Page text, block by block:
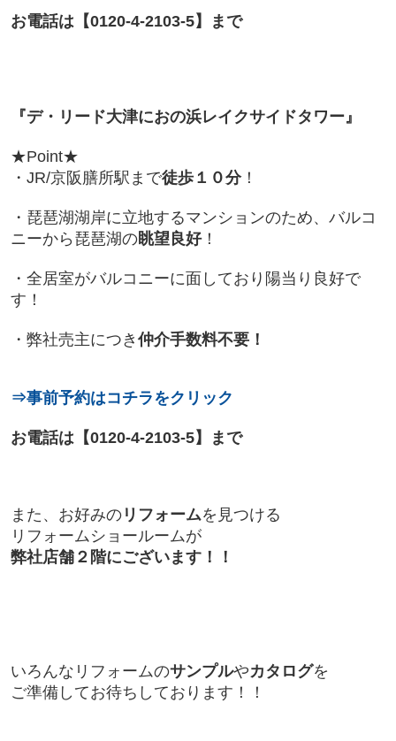
お電話は【0120-4-2103-5】まで
『デ・リード大津におの浜レイクサイドタワー』
★Point★
・JR/京阪膳所駅まで徒歩１０分！
・琵琶湖湖岸に立地するマンションのため、バルコ
ニーから琵琶湖の眺望良好！
・全居室がバルコニーに面しており陽当り良好で
す！
・弊社売主につき 仲介手数料不要！
⇒事前予約はコチラをクリック
お電話は【0120-4-2103-5】まで
また、お好みのリフォームを見つける
リフォームショールームが
弊社店舗２階にございます！！
いろんなリフォームのサンプルやカタログを
ご準備してお待ちしております！！